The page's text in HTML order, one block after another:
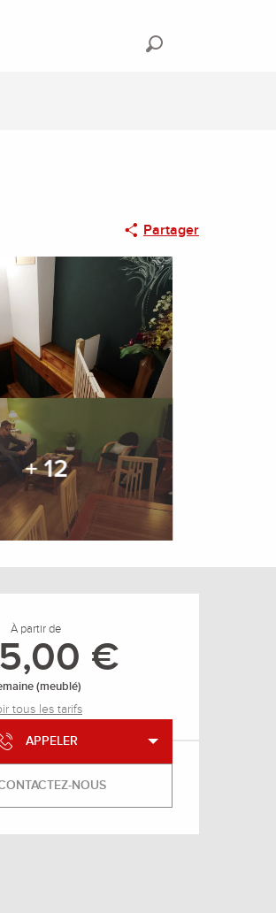
Partager
+ 12
et
À partir de
€
(meublé)
tous les tarifs
APPELER
NOUS